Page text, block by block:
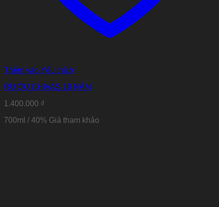
Thêm vào Yêu thích
RƯỢU CHIVAS 18 NĂM
1.400.000 ₫
700ml / 40% Giá tham khảo